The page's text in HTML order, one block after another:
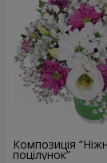
Композиція
поцілунок”